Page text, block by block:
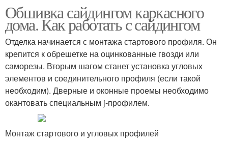
Обшивка сайдингом каркасного
дома. Как работать с сайдингом
Отделка начинается с монтажа стартового профиля. Он
крепится к обрешетке на оцинкованные гвозди или
саморезы. Вторым шагом станет установка угловых
элементов и соединительного профиля (если такой
необходим). Дверные и оконные проемы необходимо
окантовать специальным j-профилем.
Монтаж стартового и угловых профилей